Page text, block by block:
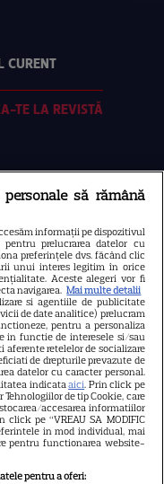
CURENT
TE LA REVISTĂ
PE
să rămână
informații pe dispozitivul
prelucrarea datelor cu
preferințele dvs. făcând clic
unui interes legitim în orice
Aceste alegeri vor fi
navigarea. Mai multe detalii
si agentiile de publicitate
de date analitice) prelucram
pentru a personaliza
in functie de interesele si/sau
retelelor de socializare
de drepturile prevazute de
datelor cu caracter personal.
indicataaici. Prin click pe
Tehnologiilor de tip Cookie, care
accesarea informatiilor
pe “VREAU SA MODIFIC
in mod individual, mai
pentru functionarea website-
pentru a oferi: